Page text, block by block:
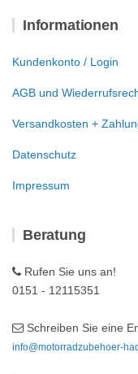
Informationen
Kundenkonto / Login
AGB und
Versandkosten +
Datenschutz
Impressum
Beratung
Rufen Sie uns an!
0151 - 12115351
Schreiben Sie eine
info@motorradzubehoer-